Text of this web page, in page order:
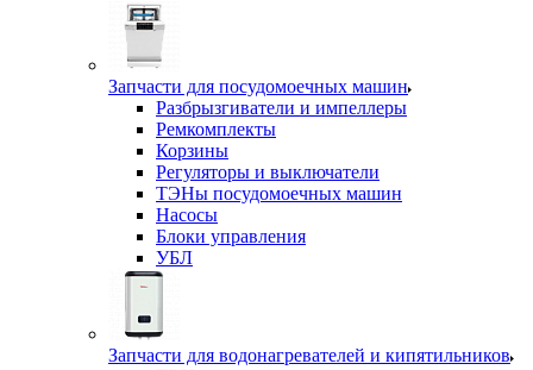
Запчасти для посудомоечных машин
Разбрызгиватели и импеллеры
Ремкомплекты
Корзины
Регуляторы и выключатели
ТЭНы посудомоечных машин
Насосы
Блоки управления
УБЛ
Запчасти для водонагревателей и кипятильников